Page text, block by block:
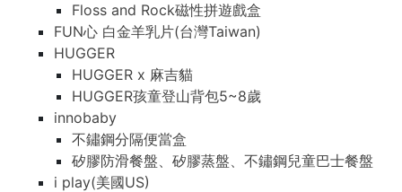
Floss and Rock磁性拼遊戲盒
FUN心 白金羊乳片(台灣Taiwan)
HUGGER
HUGGER x 麻吉貓
HUGGER孩童登山背包5~8歲
innobaby
不鏽鋼分隔便當盒
矽膠防滑餐盤、矽膠蒸盤、不鏽鋼兒童巴士餐盤
i play(美國US)